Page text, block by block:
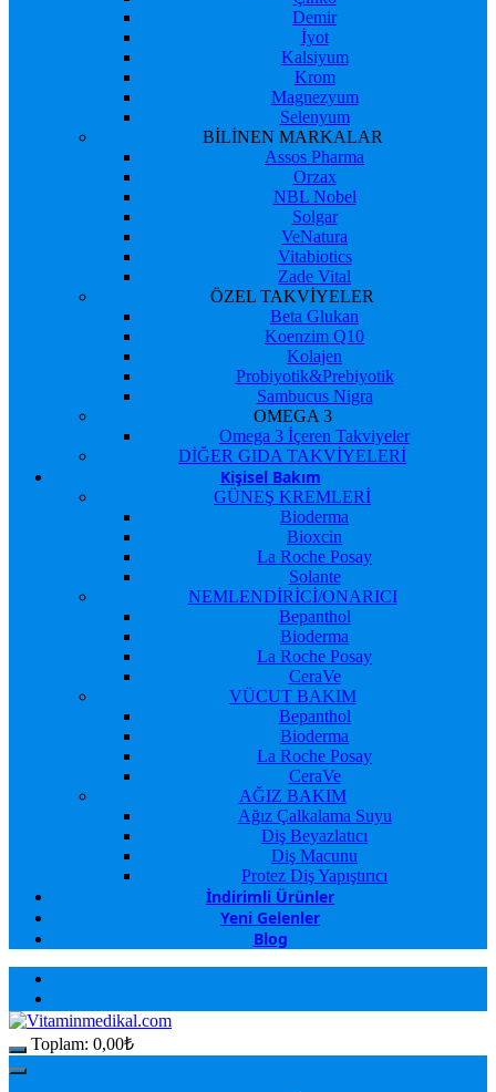
Demir
İyot
Kalsiyum
Krom
Magnezyum
Selenyum
BİLİNEN MARKALAR
Assos Pharma
Orzax
NBL Nobel
Solgar
VeNatura
Vitabiotics
Zade Vital
ÖZEL TAKVİYELER
Beta Glukan
Koenzim Q10
Kolajen
Probiyotik&Prebiyotik
Sambucus Nigra
OMEGA 3
Omega 3 İçeren Takviyeler
DİĞER GIDA TAKVİYELERİ
Kişisel Bakım
GÜNEŞ KREMLERİ
Bioderma
Bioxcin
La Roche Posay
Solante
NEMLENDİRİCİ/ONARICI
Bepanthol
Bioderma
La Roche Posay
CeraVe
VÜCUT BAKIM
Bepanthol
Bioderma
La Roche Posay
CeraVe
AĞIZ BAKIM
Ağız Çalkalama Suyu
Diş Beyazlatıcı
Diş Macunu
Protez Diş Yapıştırıcı
İndirimli Ürünler
Yeni Gelenler
Blog
Toplam: 0,00₺